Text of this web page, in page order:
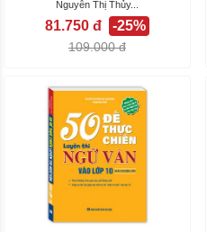
1:...
Nguyễn Thị Thủy...
81.750 đ -25%
109.000 đ